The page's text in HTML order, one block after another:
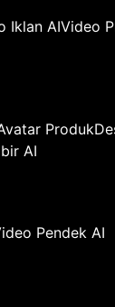
Iklan AIVideo
Produk
AI
Pendek AI